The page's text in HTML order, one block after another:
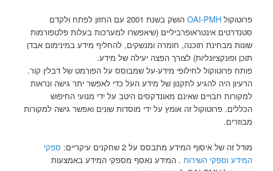
פרוטוקולOAI-PMH
הושק בשנת 2001 עם החזון לפתח ולקדם
סטנדרטים אינטראופרביליים (שיאפשרו למערכות בעלות פלטפורמות
שונות מבחינת תוכנה, חומרה ומנשקים, להחליף מידע במינימום אבדן
תוכן ופונקציונליות) לצורך הפצה יעילה של מידע.
פותח פרוטוקול לחילופי מידע-על שמבוסס על הפורמט של דבלין קור.
הרעיון היה להגיע לתקנון של מידע העל כדי לאפשר יתר גישה ונראות
למקורות חבויים שאינם מאונדקסים היטב על ידי מנועי החיפוש
הכללים. פרוטוקול זה אומץ על ידי מוסדות שונים ואפשר גישה למקורות
מבוזרים.
מודל זה של איסוף המידע מתבסס על 2 שחקנים עיקריים:
ספקי
המידע וספקי השירות . המידע נאסף מספקי המידע באמצעות